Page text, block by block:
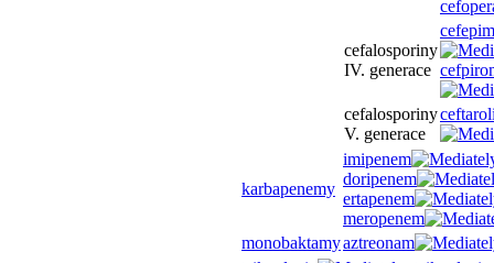
cefalosporiny
IV. generace
cefepim
cefalosporiny
V. generace
karbapenemy
imipenem
doripenem
ertapenem
meropenem
monobaktamyaztreonam